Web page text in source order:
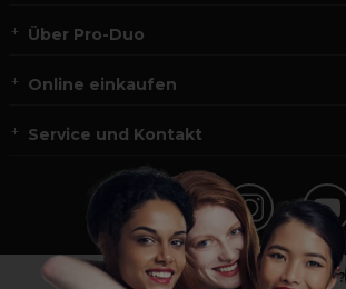
Über Pro-Duo
Online einkaufen
Service und Kontakt
*Du bist kein Profikunde?